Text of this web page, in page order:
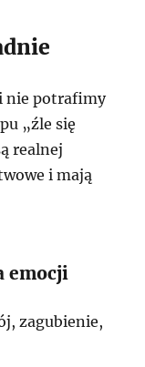
nie potrafimy
„źle się
realnej
i mają
emocji
zagubienie,